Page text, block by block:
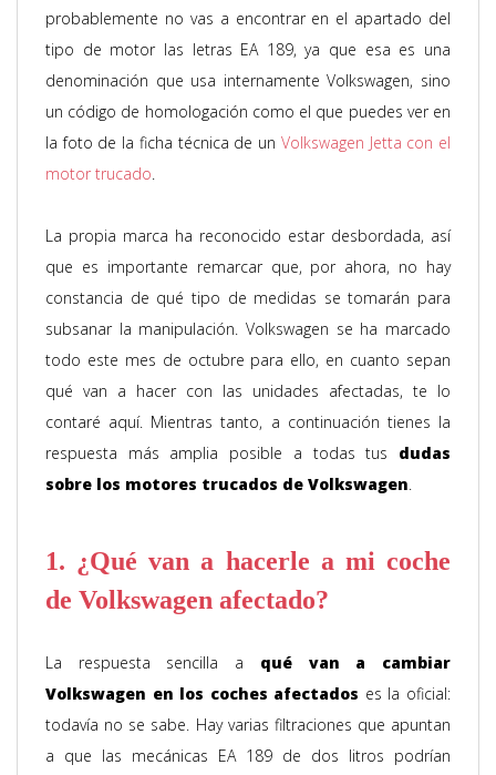
probablemente no vas a encontrar en el apartado del
tipo de motor las letras EA 189, ya que esa es una
denominación que usa internamente Volkswagen, sino
un código de homologación como el que puedes ver en
la foto de la ficha técnica de un Volkswagen Jetta con el
motor trucado.
La propia marca ha reconocido estar desbordada, así
que es importante remarcar que, por ahora, no hay
constancia de qué tipo de medidas se tomarán para
subsanar la manipulación. Volkswagen se ha marcado
todo este mes de octubre para ello, en cuanto sepan
qué van a hacer con las unidades afectadas, te lo
contaré aquí. Mientras tanto, a continuación tienes la
respuesta más amplia posible a todas tus dudas
sobre los motores trucados de Volkswagen.
1. ¿Qué van a hacerle a mi coche
de Volkswagen afectado?
La respuesta sencilla a qué van a cambiar
Volkswagen en los coches afectados es la oficial:
todavía no se sabe. Hay varias filtraciones que apuntan
a que las mecánicas EA 189 de dos litros podrían